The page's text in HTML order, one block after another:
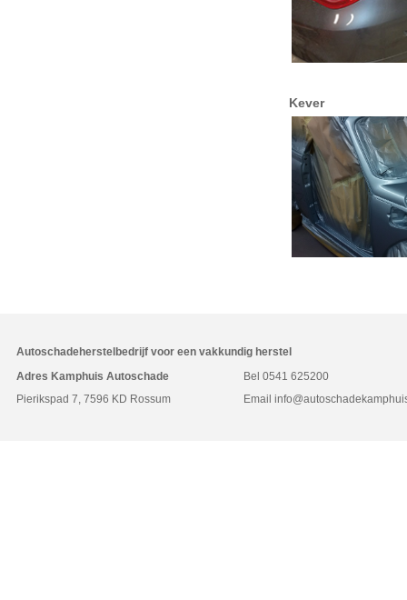
Kever
Autoschadeherstelbedrijf voor een vakkundig herstel
Adres Kamphuis Autoschade
Pierikspad 7, 7596 KD Rossum
Bel0541 625200
Email